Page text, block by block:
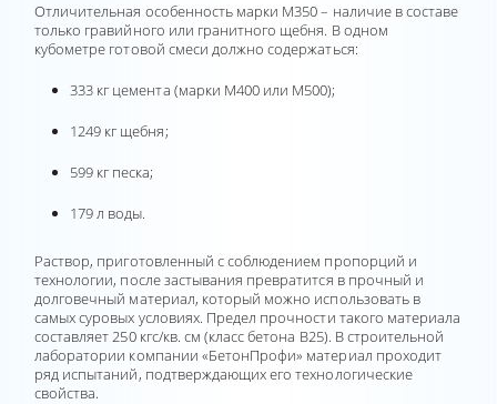
Отличительная особенность марки М350 – наличие в составе
только гравийного или гранитного щебня. В одном
кубометре готовой смеси должно содержаться:
333 кг цемента (марки М400 или М500);
1249 кг щебня;
599 кг песка;
179 л воды.
Раствор, приготовленный с соблюдением пропорций и
технологии, после застывания превратится в прочный и
долговечный материал, который можно использовать в
самых суровых условиях. Предел прочности такого материала
составляет 250 кгс/кв. см (класс бетона В25). В строительной
лаборатории компании «БетонПрофи» материал проходит
ряд испытаний, подтверждающих его технологические
свойства.